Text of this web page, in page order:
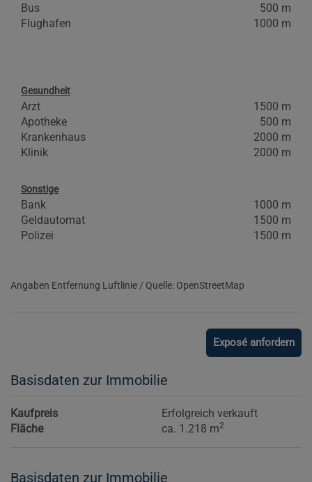
Bus
500 m
Flughafen
1000 m
Gesundheit
Arzt
1500 m
Apotheke
500 m
Krankenhaus
2000 m
Klinik
2000 m
Sonstige
Bank
1000 m
Geldautomat
1500 m
Polizei
1500 m
Angaben Entfernung Luftlinie / Quelle: OpenStreetMap
Exposé anfordern
Basisdaten zur Immobilie
Kaufpreis
Erfolgreich verkauft
Fläche
ca. 1.218 m2
Basisdaten zur Immobilie